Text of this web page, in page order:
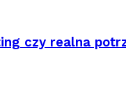
czy realna